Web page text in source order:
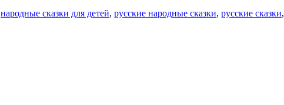
народные сказки для детей, русские народные сказки, русские сказки,